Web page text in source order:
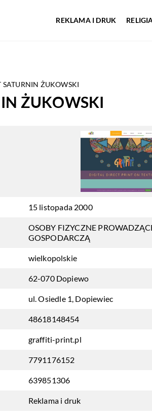
REKLAMA I DRUK
SATURNIN ŻUKOWSKI
ŻUKOWSKI
15 listopada 2000
OSOBY FIZYCZNE
GOSPODARCZĄ
wielkopolskie
62-070 Dopiewo
ul. Osiedle 1, Dopiewiec
48618148454
graffiti-print.pl
7791176152
639851306
Reklama i druk